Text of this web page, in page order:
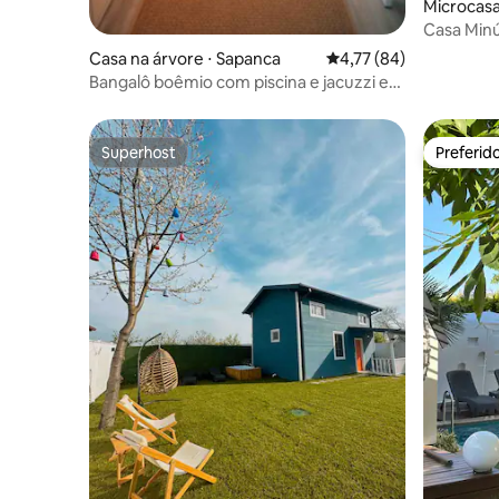
Casa na árvore ⋅ Sapanca 4,77 de uma avaliação
4,77 (84)
Bangalô boêmio com piscina e jacuzzi em
Casa
Superhost
Superhost